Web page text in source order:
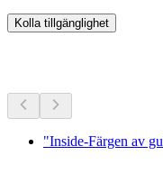
Kolla tillgänglighet
"Inside-Färgen av